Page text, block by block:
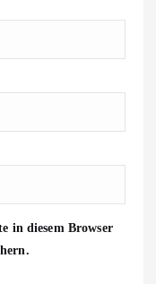
in diesem Browser